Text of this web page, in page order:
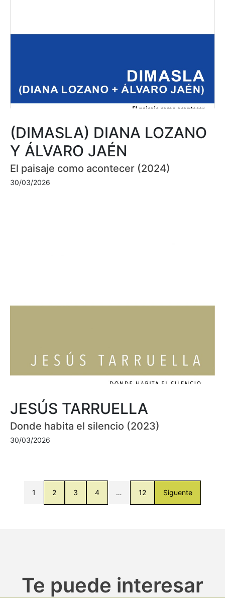
(DIMASLA) DIANA LOZANO
Y ÁLVARO JAÉN
El paisaje como acontecer (2024)
30/03/2026
JESÚS TARRUELLA
Donde habita el silencio (2023)
30/03/2026
1 2 3 4 … 12 Siguente
Te puede interesar